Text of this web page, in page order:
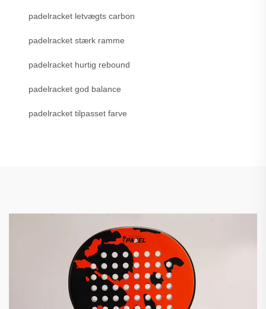
padelracket letvægts carbon
padelracket stærk ramme
padelracket hurtig rebound
padelracket god balance
padelracket tilpasset farve